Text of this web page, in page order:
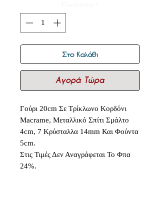
Στο Καλάθι
Αγορά Τώρα
Γούρι 20cm Σε Τρίκλωνο Κορδόνι
Macrame, Μεταλλικό Σπίτι Σμάλτο
4cm, 7 Κρύσταλλα 14mm Και Φούντα
5cm.
Στις Τιμές Δεν Αναγράφεται Το Φπα
24%.